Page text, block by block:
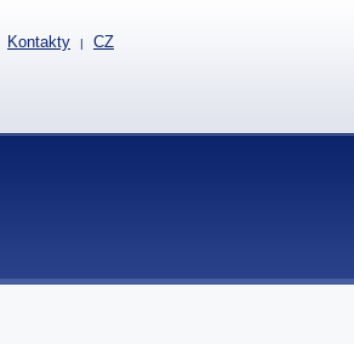
Kontakty | CZ